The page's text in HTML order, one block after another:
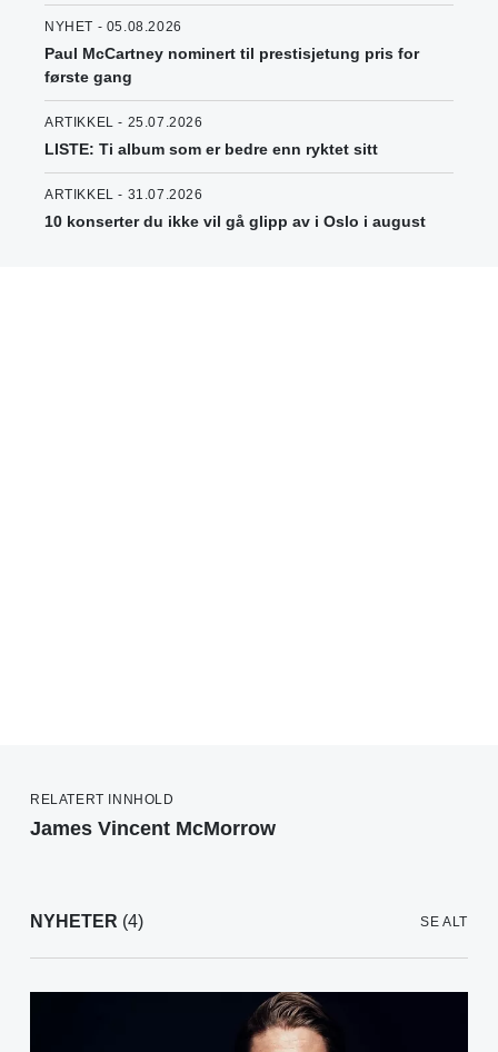
NYHET - 05.08.2026
Paul McCartney nominert til prestisjetung pris for
første gang
ARTIKKEL - 25.07.2026
LISTE: Ti album som er bedre enn ryktet sitt
ARTIKKEL - 31.07.2026
10 konserter du ikke vil gå glipp av i Oslo i august
RELATERT INNHOLD
James Vincent McMorrow
NYHETER (4) SE ALT